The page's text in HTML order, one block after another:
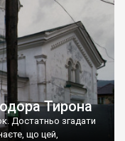
Тирона
Достатньо згадати
що цей,